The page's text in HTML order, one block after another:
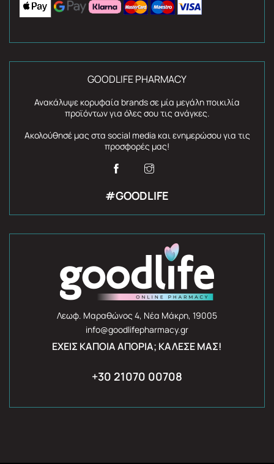
GOODLIFE PHARMACY
Ανακάλυψε κορυφαία brands σε μία μεγάλη ποικιλία
προϊόντων για όλες σου τις ανάγκες.
Ακολούθησέ μας στα social media και ενημερώσου για τις
προσφορές μας!
#GOODLIFE
Λεωφ. Μαραθώνος 4, Νέα Μάκρη, 19005
info@goodlifepharmacy.gr
ΈΧΕΙΣ ΚΆΠΟΙΑ ΑΠΟΡΊΑ; ΚΆΛΕΣΈ ΜΑΣ!
+30 21070 00708